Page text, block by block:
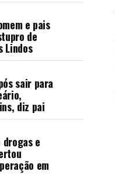
e pais
de
Lindos
sair para
diz pai
e
em